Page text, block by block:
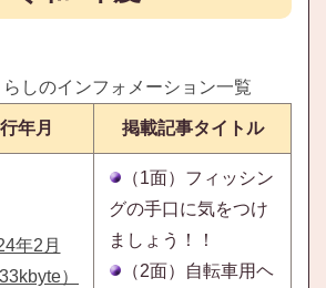
しのインフォメーション一覧
年月 掲載記事タイトル
年2月
）
（1面）フィッシン
グの手口に気をつけ
ましょう！！
（2面）自転車用ヘ